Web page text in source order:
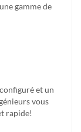
gamme de
et un
vous
rapide!